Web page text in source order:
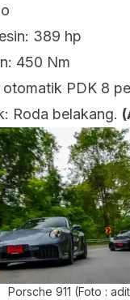
389 hp
450 Nm
otomatik PDK 8
Roda belakang.
Porsche 911 (Foto :